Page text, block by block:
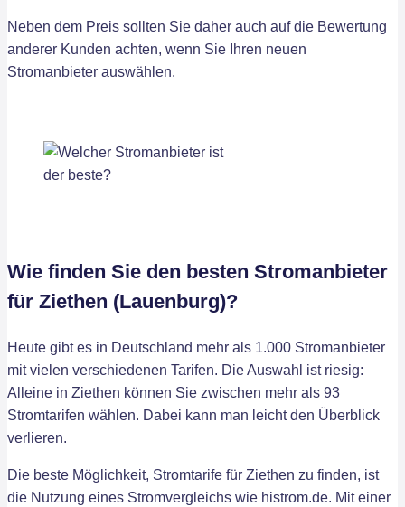
Neben dem Preis sollten Sie daher auch auf die Bewertung
anderer Kunden achten, wenn Sie Ihren neuen
Stromanbieter auswählen.
Wie finden Sie den besten Stromanbieter
für Ziethen (Lauenburg)?
Heute gibt es in Deutschland mehr als 1.000 Stromanbieter
mit vielen verschiedenen Tarifen. Die Auswahl ist riesig:
Alleine in Ziethen können Sie zwischen mehr als 93
Stromtarifen wählen. Dabei kann man leicht den Überblick
verlieren.
Die beste Möglichkeit, Stromtarife für Ziethen zu finden, ist
die Nutzung eines Stromvergleichs wie histrom.de. Mit einer